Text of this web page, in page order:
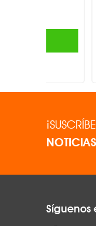
NOTICIAS
Síguenos